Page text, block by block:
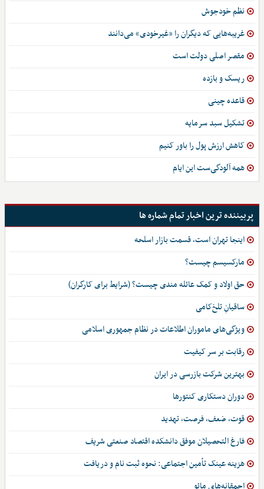
نظم خودجوش
غریبه‌هایی که دیگران را «غیرخودی» می‌دانند
مقصر اصلی دولت است
ریسک و بازده
قاعده چینی
تشکیل سبد سرمایه
کاهش ارزش پول را باور کنیم
همه آلودگی‌ست این ایام
پربیننده ترین اخبار تمام شماره ها
اینجا تهران است، قسمت بازار اسلحه
مارکسیسم چیست؟
حق اولاد و کمک عائله مندی چیست؟ (شرایط برای کارگران)
ساقیانِ تلخ‌کامی
ویژگی‌های ماموران اطلاعات در نظام جمهوری اسلامی
رقابت بر سر کیفیت
بهترین شرکت بازرسی در ایران
دوران دستکاری کنتورها
قوت، ضعف، فرصت، تهدید
فارغ التحصیلان موفق دانشکده اقتصاد صنعتی شریف
هزینه عینک تأمین اجتماعی: نحوه ثبت نام و دریافت